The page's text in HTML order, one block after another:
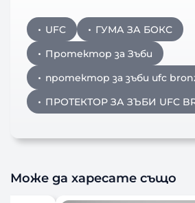
UFC
ГУМА ЗА БОКС
Протектор за Зъби
протектор за зъби ufc
ПРОТЕКТОР ЗА ЗЪБИ UFC
Може да харесате също